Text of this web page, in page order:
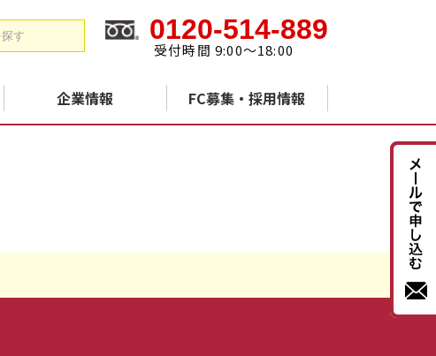
0120-514-889
受付時間 9:00～18:00
企業情報 FC募集・採用情報